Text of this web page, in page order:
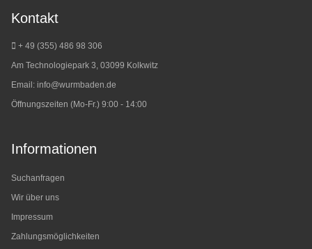
Kontakt
+ 49 (355) 486 98 306
Am Technologiepark 3, 03099 Kolkwitz
Email: info@wurmbaden.de
Öffnungszeiten (Mo-Fr.) 9:00 - 14:00
Informationen
Suchanfragen
Wir über uns
Impressum
Zahlungsmöglichkeiten